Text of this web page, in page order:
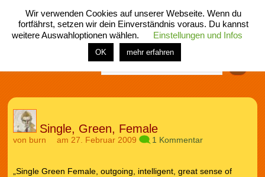
menü
home rubrik buch comic spiel fotos shop
Single, Green, Female
von burn am 27. Februar 2009 1 Kommentar
„Single Green Female, outgoing, intelligent, great sense of
Wir verwenden Cookies auf unserer Webseite. Wenn du
fortfährst, setzen wir dein Einverständnis voraus. Du kannst
weitere Auswahloptionen wählen.
Einstellungen und Infos
OK mehr erfahren